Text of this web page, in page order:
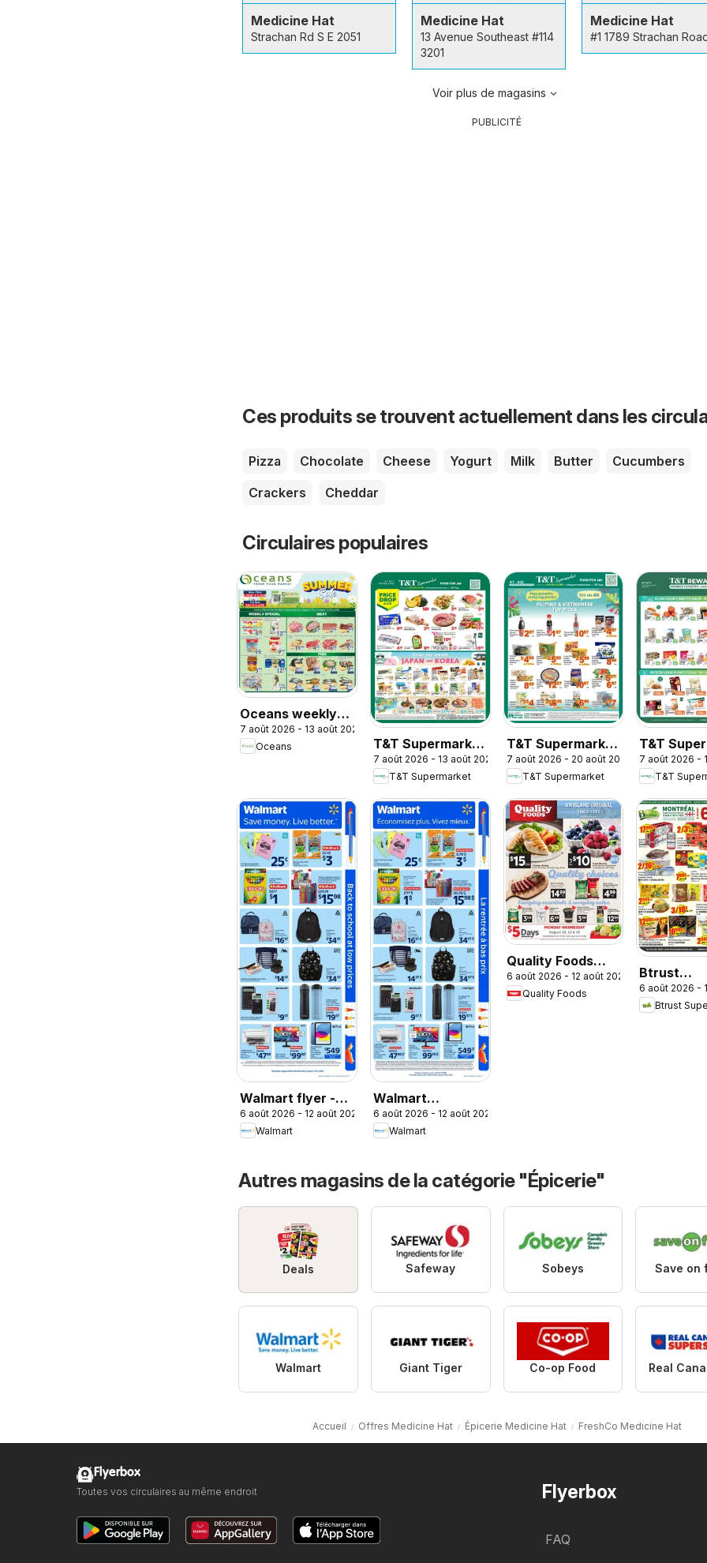
Medicine Hat
Strachan Rd S E 2051
Medicine Hat
13 Avenue Southeast #114
3201
Medicine Hat
#1 1789 Strachan
Voir plus de magasins
PUBLICITÉ
Ces produits se trouvent actuellement dans les
Pizza Chocolate Cheese Yogurt Milk Butter
Cucumbers
Crackers
Cheddar
Circulaires populaires
Oceans weekly
flyer / circulaire
7 août 2026 - 13 août 2026
Oceans
T&T Supermarket
weekly flyer /
circulaire
7 août 2026 - 13 août 2026
T&T Supermarket
T&T Supermarket
flyer - Filipino &
Vietnamese Top
Picks
7 août 2026 - 20 août 2026
T&T Supermarket
T&T
- T&T
Member
In-store
7 août 2026 -
T&T
Walmart flyer -
Back to school at
low prices
6 août 2026 - 12 août 2026
Walmart
Walmart
circulaire - La
rentrée à bas prix
6 août 2026 - 12 août 2026
Walmart
Quality Foods
weekly flyer /
circulaire
6 août 2026 - 12 août 2026
Quality Foods
Btrust
weekly
6 août 2026 -
Btrust
Autres magasins de la catégorie "Épicerie"
Deals Safeway Sobeys Save on
Walmart Giant Tiger Co-op Food
Accueil Offres Medicine Hat Épicerie Medicine Hat FreshCo Medicine Hat
Flyerbox
FAQ
Flyerbox
Toutes vos circulaires au même endroit